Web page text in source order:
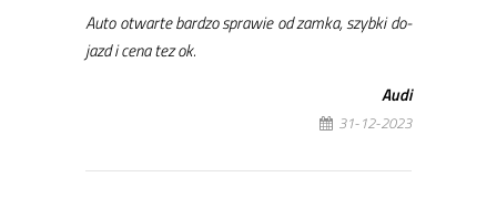
Au­to otwar­te bar­dzo spra­wie od zam­ka, szyb­ki do­
jazd i ce­na tez ok.
Au­di
31-12-2023